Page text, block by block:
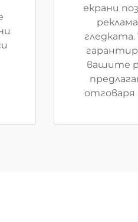
екрани
гледката.
вашите
отговаря